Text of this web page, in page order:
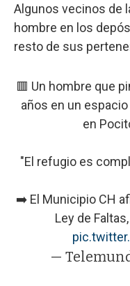
Algunos vecinos de
hombre en los
resto de sus
🟥 Un hombre que
años en un
en
"El refugio es
➡️ El Municipio CH
Ley de
—